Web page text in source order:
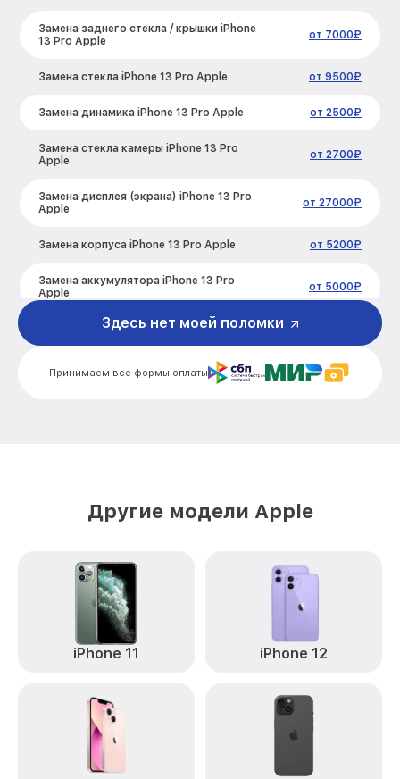
Замена заднего стекла / крышки iPhone
13 Pro Apple
от 7000₽
Замена стекла iPhone 13 Pro Apple от 9500₽
Замена динамика iPhone 13 Pro Apple от 2500₽
Замена стекла камеры iPhone 13 Pro
Apple
от 2700₽
Замена дисплея (экрана) iPhone 13 Pro
Apple
от 27000₽
Замена корпуса iPhone 13 Pro Apple от 5200₽
Замена аккумулятора iPhone 13 Pro
Apple
от 5000₽
Замена разъема зарядки iPhone 13 Pro
Замена микрофона iPhone 13 Pro Apple от 1700₽
Принимаем все формы оплаты
Здесь нет моей поломки
Другие модели Apple
iPhone 11 iPhone 12